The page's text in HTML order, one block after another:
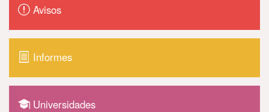
Avisos
Informes
Universidades